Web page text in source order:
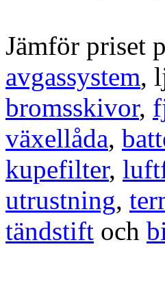
Jämför priset
avgassystem,
bromsskivor,
växellåda,
kupefilter,
utrustning,
tändstift och